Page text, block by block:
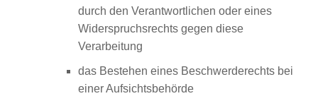
durch den Verantwortlichen oder eines
Widerspruchsrechts gegen diese
Verarbeitung
das Bestehen eines Beschwerderechts bei
einer Aufsichtsbehörde